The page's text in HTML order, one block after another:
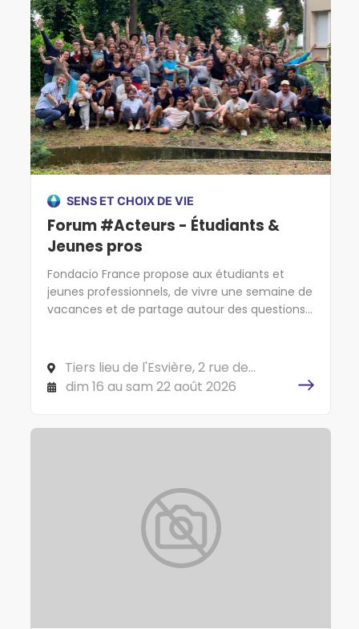
SENS ET CHOIX DE VIE
Forum #Acteurs - Étudiants &
Jeunes pros
Fondacio France propose aux étudiants et
jeunes professionnels, de vivre une semaine de
vacances et de partage autour des questions
Tiers lieu de l'Esvière, 2 rue de
l'Esvière, 49000 ANGERS
dim 16 au sam 22 août 2026